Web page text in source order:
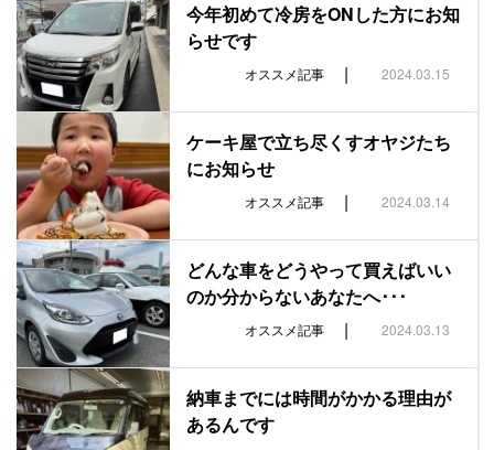
今年初めて冷房をONした方にお知
らせです
オススメ記事 | 2024.03.15
ケーキ屋で立ち尽くすオヤジたち
にお知らせ
オススメ記事 | 2024.03.14
どんな車をどうやって買えばいい
のか分からないあなたへ･･･
オススメ記事 | 2024.03.13
納車までには時間がかかる理由が
あるんです